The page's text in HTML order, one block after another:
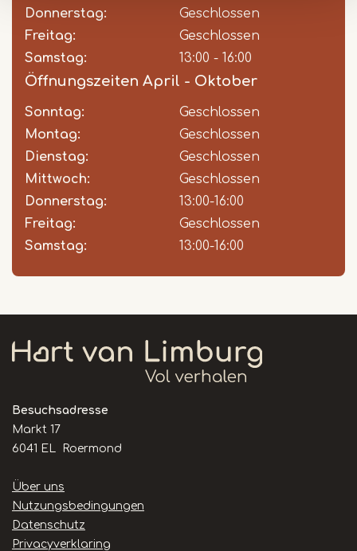
Donnerstag:
Geschlossen
Freitag:
Geschlossen
Samstag:
13:00 - 16:00
Öffnungszeiten April - Oktober
Day
Time
slot
Comment
Sonntag:
Geschlossen
Montag:
Geschlossen
Dienstag:
Geschlossen
Mittwoch:
Geschlossen
Donnerstag:
13:00-16:00
Freitag:
Geschlossen
Samstag:
13:00-16:00
Besuchsadresse
Markt 17
6041 EL Roermond
Handige
links
Über uns
Nutzungsbedingungen
Datenschutz
Privacyverklaring